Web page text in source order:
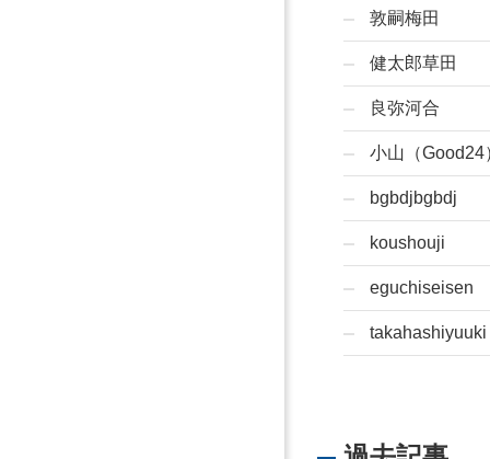
敦嗣梅田
健太郎草田
良弥河合
小山（Good24
bgbdjbgbdj
koushouji
eguchiseisen
takahashiyuuki